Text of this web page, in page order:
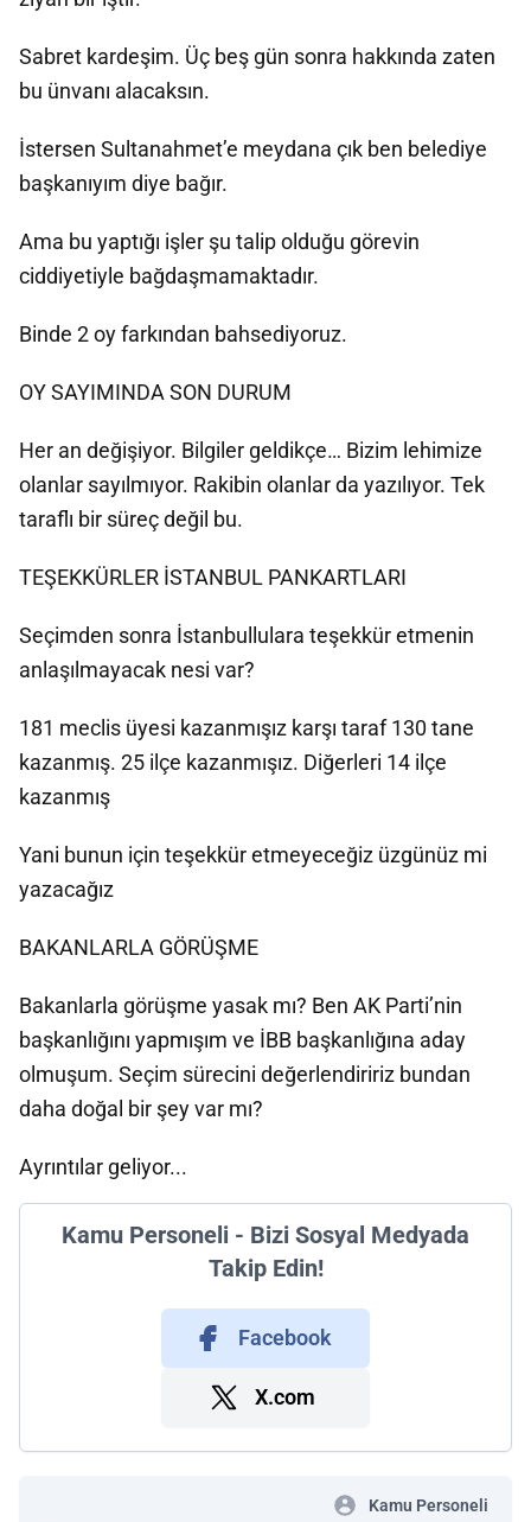
Sabret kardeşim. Üç beş gün sonra hakkında zaten
bu ünvanı alacaksın.
İstersen Sultanahmet’e meydana çık ben belediye
başkanıyım diye bağır.
Ama bu yaptığı işler şu talip olduğu görevin
ciddiyetiyle bağdaşmamaktadır.
Binde 2 oy farkından bahsediyoruz.
OY SAYIMINDA SON DURUM
Her an değişiyor. Bilgiler geldikçe… Bizim lehimize
olanlar sayılmıyor. Rakibin olanlar da yazılıyor. Tek
taraflı bir süreç değil bu.
TEŞEKKÜRLER İSTANBUL PANKARTLARI
Seçimden sonra İstanbullulara teşekkür etmenin
anlaşılmayacak nesi var?
181 meclis üyesi kazanmışız karşı taraf 130 tane
kazanmış. 25 ilçe kazanmışız. Diğerleri 14 ilçe
kazanmış
Yani bunun için teşekkür etmeyeceğiz üzgünüz mi
yazacağız
BAKANLARLA GÖRÜŞME
Bakanlarla görüşme yasak mı? Ben AK Parti’nin
başkanlığını yapmışım ve İBB başkanlığına aday
olmuşum. Seçim sürecini değerlendiririz bundan
daha doğal bir şey var mı?
Ayrıntılar geliyor...
Kamu Personeli - Bizi Sosyal Medyada
Takip Edin!
Facebook
X.com
Kamu Personeli